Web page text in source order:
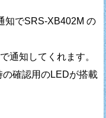
知でSRS-XB402M の
通知してくれます。
確認用のLEDが搭載